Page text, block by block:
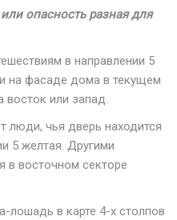
опасность разная для
в направлении 5
на фасаде дома в текущем
восток или запад.
люди, чья дверь находится
5 желтая. Другими
в восточном секторе
в карте 4-х столпов